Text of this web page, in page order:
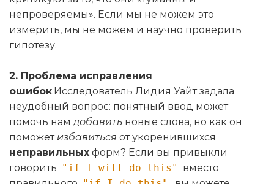
непроверяемы». Если мы не можем это
измерить, мы не можем и научно проверить
гипотезу.
2. Проблема исправления
ошибок.Исследователь Лидия Уайт задала
неудобный вопрос: понятный ввод может
помочь намдобавить новые слова, но как он
поможетизбавиться от укоренившихся
неправильных форм? Если вы привыкли
говорить "if I will do this"
вместо